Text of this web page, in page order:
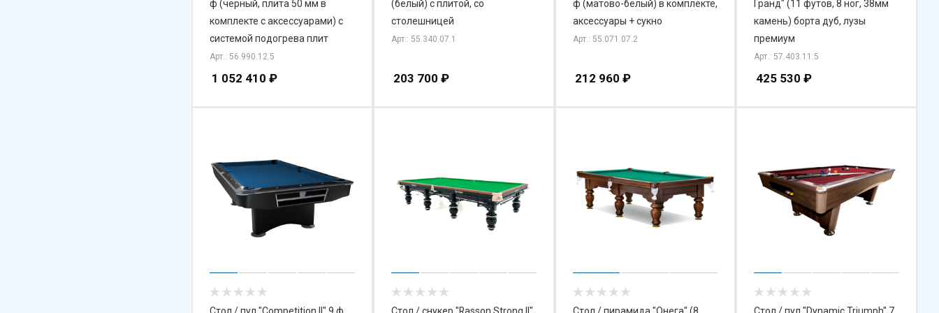
ф (черный, плита 50 мм в
комплекте с аксессуарами) с
системой подогрева плит
Арт.: 56.990.12.5
1 052 410 ₽
(белый) с плитой, со
столешницей
Арт.: 55.340.07.1
203 700 ₽
ф (матово-белый) в комплекте,
аксессуары + сукно
Арт.: 55.071.07.2
212 960 ₽
Гранд" (11 футов, 8 ног, 38мм
камень) борта дуб, лузы
премиум
Арт.: 57.403.11.5
425 530 ₽
Стол / пул "Competition II" 9 ф Стол / снукер "Rasson Strong II" Стол / пирамида "Онега" (8 Стол / пул "Dynamic Triumph" 7